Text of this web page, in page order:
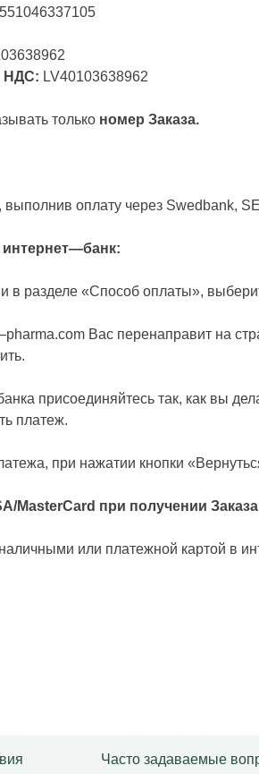
НДС: LV40103638962
только номер Заказа.
оплату через Swedbank,
интернет—банк:
в разделе «Способ оплаты»,
pharma.com Вас перенаправит на
присоединяйтесь так, как вы
платеж.
при нажатии кнопки
MasterCard при получении
или платежной картой в
Часто задаваемые